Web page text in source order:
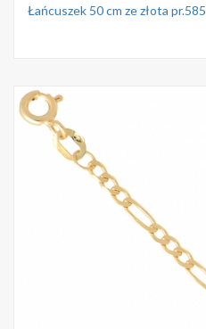
Łańcuszek 50 cm ze złota pr.585